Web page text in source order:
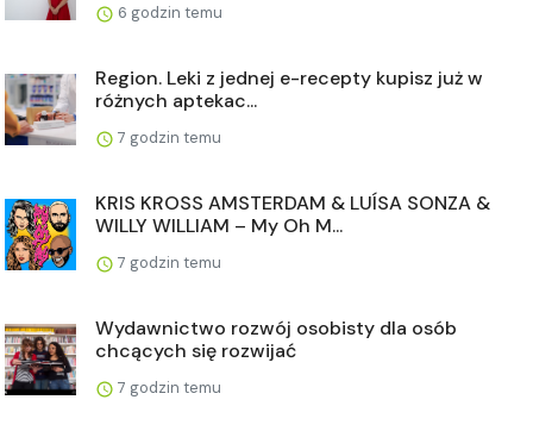
6 godzin temu
Region. Leki z jednej e-recepty kupisz już w
różnych aptekac...
7 godzin temu
KRIS KROSS AMSTERDAM & LUÍSA SONZA &
WILLY WILLIAM – My Oh M...
7 godzin temu
Wydawnictwo rozwój osobisty dla osób
chcących się rozwijać
7 godzin temu